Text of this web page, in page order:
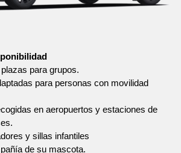
para grupos.
para personas con movilidad
en aeropuertos y estaciones de
y sillas infantiles
de su mascota.